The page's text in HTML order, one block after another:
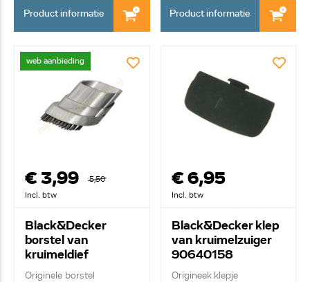
Product informatie Product informatie
web aanbieding
€ 3,99
5,50
Incl. btw
Black&Decker
borstel van
kruimeldief
9058763904
Originele borstel
€ 6,95
Incl. btw
Black&Decker klep
van kruimelzuiger
90640158
Origineek klepje